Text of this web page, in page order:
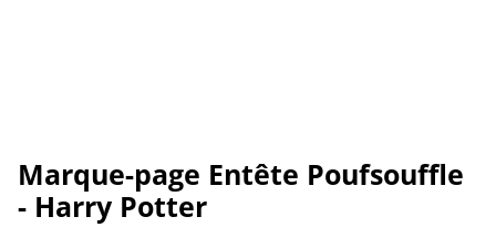
Marque-page Entête Poufsouffle
- Harry Potter